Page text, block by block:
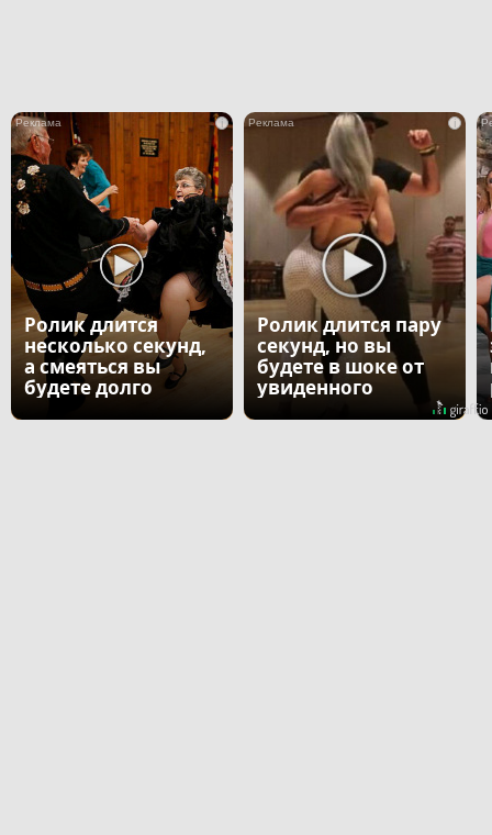
i
Ролик длится
несколько секунд,
а смеяться вы
будете долго
i
Ролик длится пару
секунд, но вы
будете в шоке от
увиденного